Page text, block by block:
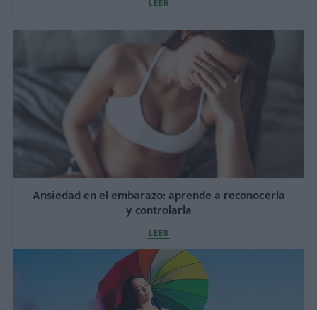
LEER
Ansiedad en el embarazo: aprende a reconocerla
y controlarla
LEER